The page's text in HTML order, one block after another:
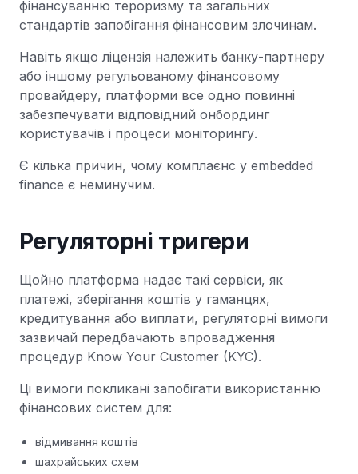
фінансуванню тероризму та загальних
стандартів запобігання фінансовим злочинам.
Навіть якщо ліцензія належить банку-партнеру
або іншому регульованому фінансовому
провайдеру, платформи все одно повинні
забезпечувати відповідний онбординг
користувачів і процеси моніторингу.
Є кілька причин, чому комплаєнс у embedded
finance є неминучим.
Регуляторні тригери
Щойно платформа надає такі сервіси, як
платежі, зберігання коштів у гаманцях,
кредитування або виплати, регуляторні вимоги
зазвичай передбачають впровадження
процедур Know Your Customer (KYC).
Ці вимоги покликані запобігати використанню
фінансових систем для:
відмивання коштів
шахрайських схем